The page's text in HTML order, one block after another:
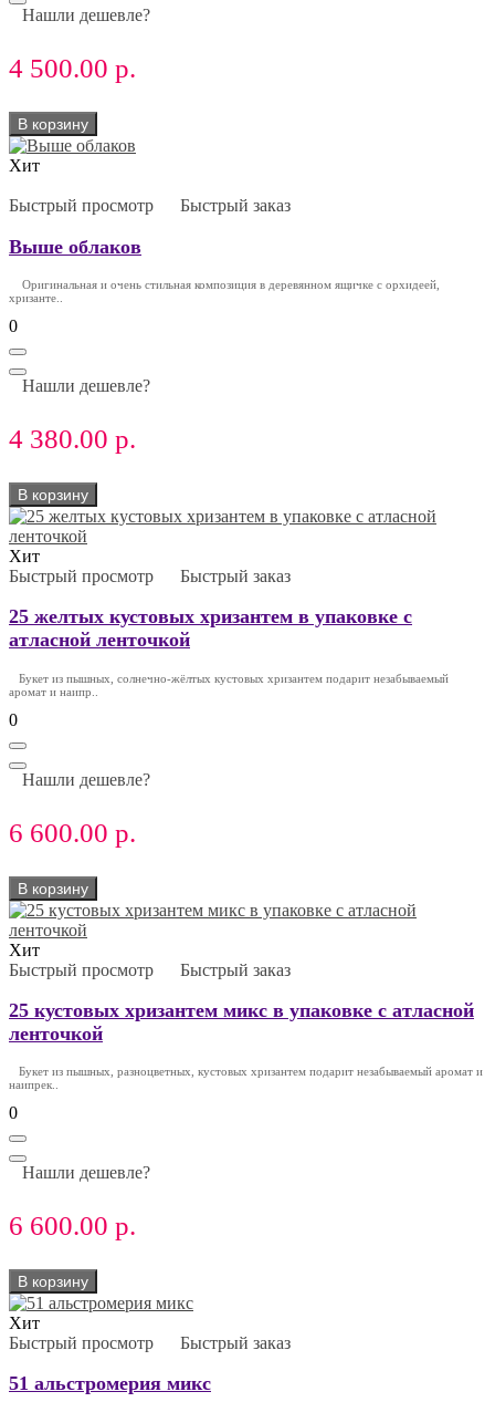
Нашли дешевле?
4 500.00 р.
В корзину
Хит
Быстрый просмотр Быстрый заказ
Выше облаков
Оригинальная и очень стильная композиция в деревянном ящичке с орхидеей,
хризанте..
0
Нашли дешевле?
4 380.00 р.
В корзину
Хит
Быстрый просмотр
Быстрый заказ
25 желтых кустовых хризантем в упаковке с
атласной ленточкой
Букет из пышных, солнечно-жёлтых кустовых хризантем подарит незабываемый
аромат и наипр..
0
Нашли дешевле?
6 600.00 р.
В корзину
Хит
Быстрый просмотр
Быстрый заказ
25 кустовых хризантем микс в упаковке с атласной
ленточкой
Букет из пышных, разноцветных, кустовых хризантем подарит незабываемый аромат и
наипрек..
0
Нашли дешевле?
6 600.00 р.
В корзину
Хит
Быстрый просмотр
Быстрый заказ
51 альстромерия микс